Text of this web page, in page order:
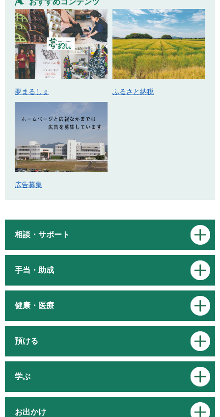
おすすめコンテンツ
夢まるしぇ ふるさと納税
広告募集
相談・サポート
手当・助成
健康・医療
預ける
学ぶ
お出かけ